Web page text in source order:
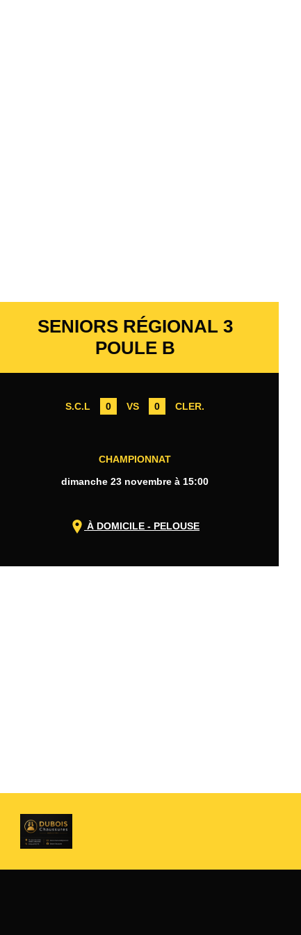
SENIORS RÉGIONAL 3
POULE B
S.C.L 0 VS 0 CLER.
CHAMPIONNAT
dimanche 23 novembre à 15:00
À DOMICILE - PELOUSE